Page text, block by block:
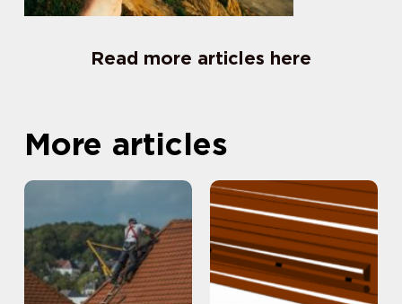
Read more articles here
More articles